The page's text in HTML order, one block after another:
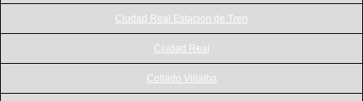
Ciudad Real Estacion de Tren
Ciudad Real
Collado Villalba